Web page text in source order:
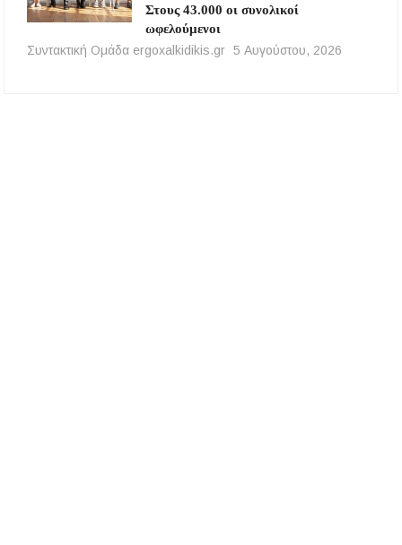
Στους 43.000 οι συνολικοί
ωφελούμενοι
Συντακτική Ομάδα ergoxalkidikis.gr 5 Αυγούστου, 2026